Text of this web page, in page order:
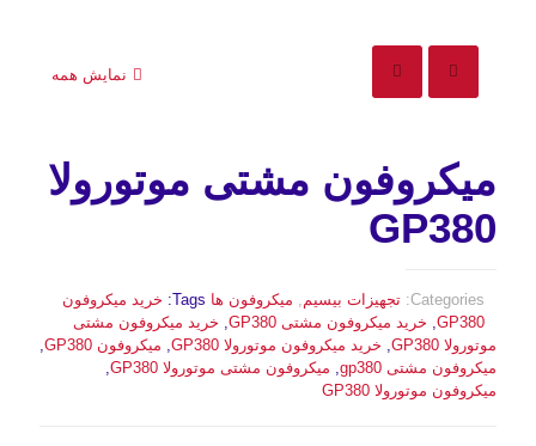
نمایش همه
میکروفون مشتی موتورولا
GP380
Categories: تجهیزات بیسیم, میکروفون ها Tags: خرید میکروفون
GP380
, خرید میکروفون مشتی GP380 , خرید میکروفون مشتی
موتورولا GP380
, خرید میکروفون موتورولا GP380 , میکروفون GP380
,
میکروفون مشتی gp380
, میکروفون مشتی موتورولا GP380
,
میکروفون موتورولا GP380